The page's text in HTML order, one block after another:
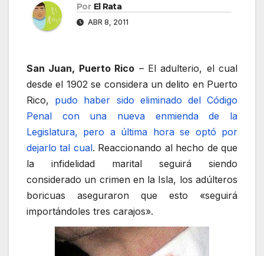
Por El Rata
ABR 8, 2011
San Juan, Puerto Rico – El adulterio, el cual
desde el 1902 se considera un delito en Puerto
Rico, pudo haber sido eliminado del Código
Penal con una nueva enmienda de la
Legislatura, pero a última hora se optó por
dejarlo tal cual. Reaccionando al hecho de que
la infidelidad marital seguirá siendo
considerado un crimen en la Isla, los adúlteros
boricuas aseguraron que esto «seguirá
importándoles tres carajos».